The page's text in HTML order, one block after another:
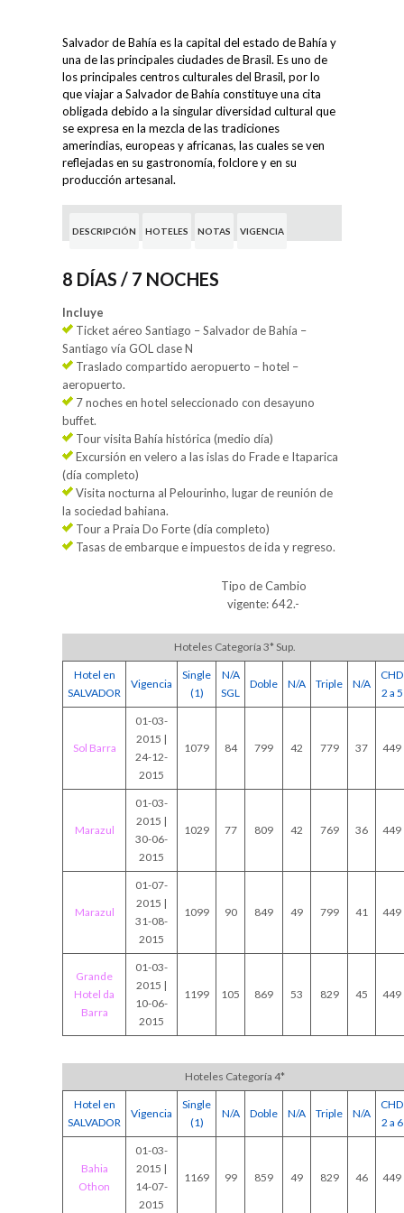
Salvador de Bahía es la capital del estado de Bahía y
una de las principales ciudades de Brasil. Es uno de
los principales centros culturales del Brasil, por lo
que viajar a Salvador de Bahía constituye una cita
obligada debido a la singular diversidad cultural que
se expresa en la mezcla de las tradiciones
amerindias, europeas y africanas, las cuales se ven
reflejadas en su gastronomía, folclore y en su
producción artesanal.
DESCRIPCIÓN HOTELES NOTAS VIGENCIA
8 DÍAS / 7 NOCHES
Incluye
Ticket aéreo Santiago – Salvador de Bahía –
Santiago vía GOL clase N
Traslado compartido aeropuerto – hotel –
aeropuerto.
7 noches en hotel seleccionado con desayuno
buffet.
Tour visita Bahía histórica (medio día)
Excursión en velero a las islas do Frade e Itaparica
(día completo)
Visita nocturna al Pelourinho, lugar de reunión de
la sociedad bahiana.
Tour a Praia Do Forte (día completo)
Tasas de embarque e impuestos de ida y regreso.
Tipo de Cambio
vigente: 642.-
Hoteles Categoría 3* Sup.
Hotel en
SALVADOR
Vigencia
Single
(1)
N/A
SGL
Doble N/A Triple N/A
CHD
2 a 5
Sol Barra
01-03-
2015 |
24-12-
2015
1079 84 799 42 779 37 449
Marazul
01-03-
2015 |
30-06-
2015
1029 77 809 42 769 36 449
Marazul
01-07-
2015 |
31-08-
2015
1099 90 849 49 799 41 449
Grande
Hotel da
Barra
01-03-
2015 |
10-06-
2015
1199 105 869 53 829 45 449
Hoteles Categoría 4*
Hotel en
SALVADOR
Vigencia
Single
(1)
N/A Doble N/A Triple N/A
CHD
2 a 6
Bahia
Othon
01-03-
2015 |
14-07-
2015
1169 99 859 49 829 46 449